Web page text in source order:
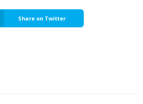
Share on Twitter